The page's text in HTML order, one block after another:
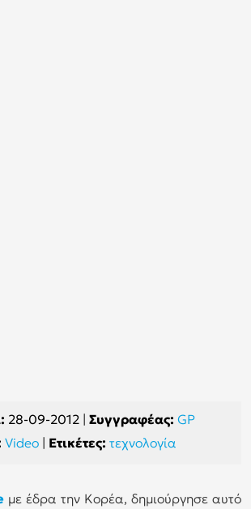
28-09-2012 | Συγγραφέας: GP
Video | Ετικέτες: τεχνολογία
με έδρα την Κορέα, δημιούργησε αυτό